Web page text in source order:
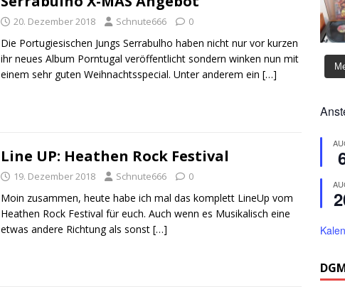
20. Dezember 2018 Schnute666 0
Die Portugiesischen Jungs Serrabulho haben nicht nur vor kurzen
ihr neues Album Porntugal veröffentlicht sondern winken nun mit
einem sehr guten Weihnachtsspecial. Unter anderem ein […]
Line UP: Heathen Rock Festival
19. Dezember 2018 Schnute666 0
Moin zusammen, heute habe ich mal das komplett LineUp vom
Heathen Rock Festival für euch. Auch wenn es Musikalisch eine
etwas andere Richtung als sonst […]